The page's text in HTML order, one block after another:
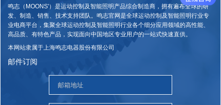
鸣志（MOONS'）是运动控制及智能照明产品综合制造商，拥有遍布全球的研
发、制造、销售、技术支持团队。鸣志官网是全球运动控制及智能照明行业专
业电商平台，集聚全球运动控制及智能照明行业各个细分应用领域的高性能、
高品质、有特色产品，实现面向中国地区专业用户的一站式快速直供。
本网站隶属于上海鸣志电器股份有限公司
邮件订阅